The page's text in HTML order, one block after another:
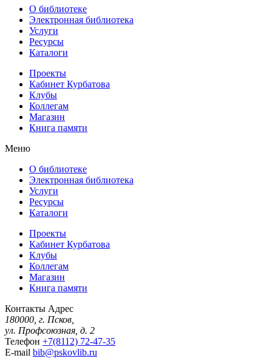
О библиотеке
Электронная библиотека
Услуги
Ресурсы
Каталоги
Проекты
Кабинет Курбатова
Клубы
Коллегам
Магазин
Книга памяти
Меню
О библиотеке
Электронная библиотека
Услуги
Ресурсы
Каталоги
Проекты
Кабинет Курбатова
Клубы
Коллегам
Магазин
Книга памяти
Контакты Адрес
180000, г. Псков,
ул. Профсоюзная, д. 2
Телефон +7(8112) 72-47-35
E-mail bib@pskovlib.ru